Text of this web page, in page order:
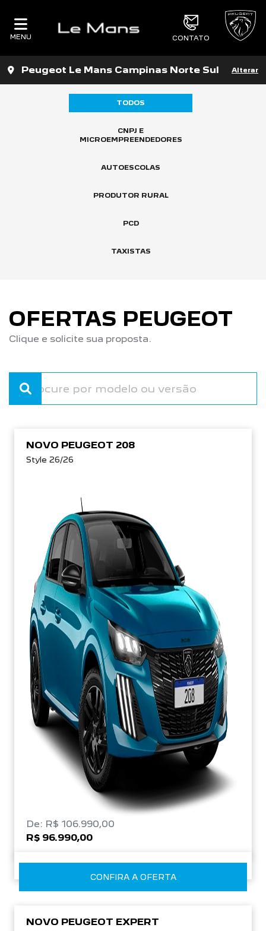
MENU CONTATO
Peugeot Le Mans Campinas Norte Sul Alterar
TODOS
CNPJ E
MICROEMPREENDEDORES
AUTOESCOLAS
PRODUTOR RURAL
PCD
TAXISTAS
OFERTAS PEUGEOT
Clique e solicite sua proposta.
NOVO PEUGEOT 208
Style 26/26
De: R$ 106.990,00
R$ 96.990,00
CONFIRA A OFERTA
NOVO PEUGEOT EXPERT